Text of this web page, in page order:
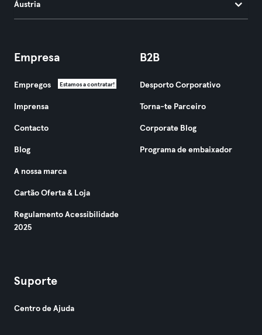
Áustria
Empresa
Empregos Estamos a contratar!
Imprensa
Contacto
Blog
A nossa marca
Cartão Oferta & Loja
Regulamento Acessibilidade
2025
B2B
Desporto Corporativo
Torna-te Parceiro
Corporate Blog
Programa de embaixador
Suporte
Centro de Ajuda